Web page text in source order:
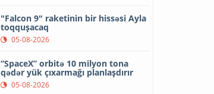
"Falcon 9" raketinin bir hissəsi Ayla
toqquşacaq
05-08-2026
“SpaceX” orbitə 10 milyon tona
qədər yük çıxarmağı planlaşdırır
05-08-2026